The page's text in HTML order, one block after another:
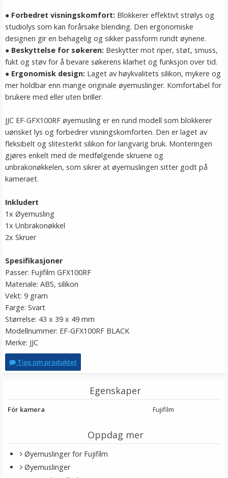
● Forbedret visningskomfort: Blokkerer effektivt strølys og
studiolys som kan forårsake blending. Den ergonomiske
designen gir en behagelig og sikker passform rundt øynene.
● Beskyttelse for søkeren: Beskytter mot riper, støt, smuss,
fukt og støv for å bevare søkerens klarhet og funksjon over tid.
● Ergonomisk design: Laget av høykvalitets silikon, mykere og
mer holdbar enn mange originale øyemuslinger. Komfortabel for
brukere med eller uten briller.
JJC EF-GFX100RF øyemusling er en rund modell som blokkerer
uønsket lys og forbedrer visningskomforten. Den er laget av
fleksibelt og slitesterkt silikon for langvarig bruk. Monteringen
gjøres enkelt med de medfølgende skruene og
unbrakonøkkelen, som sikrer at øyemuslingen sitter godt på
kameraet.
Inkludert
1x Øyemusling
1x Unbrakonøkkel
2x Skruer
Spesifikasjoner
Passer: Fujifilm GFX100RF
Materiale: ABS, silikon
Vekt: 9 gram
Farge: Svart
Størrelse: 43 x 39 x 49 mm
Modellnummer: EF-GFX100RF BLACK
Merke: JJC
Tips om produktet
Egenskaper
För kamera Fujifilm
Oppdag mer
Øyemuslinger for Fujifilm
Øyemuslinger